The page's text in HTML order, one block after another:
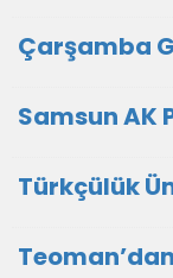
Çarşamba
Samsun AK
Türkçülük